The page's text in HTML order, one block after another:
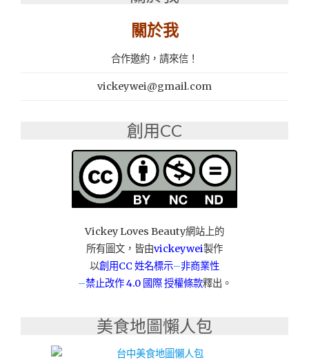
德
專
業
系
統
櫃
製
化
訂
製
器
淨
關於我
合作邀約，請來信！
vickeywei@gmail.com
創用CC
Vickey Loves Beauty網站上的
所有圖文，皆由vickeywei製作
以創用CC 姓名標示–非商業性
–禁止改作4.0 國際 授權條款釋出。
美食地圖懶人包